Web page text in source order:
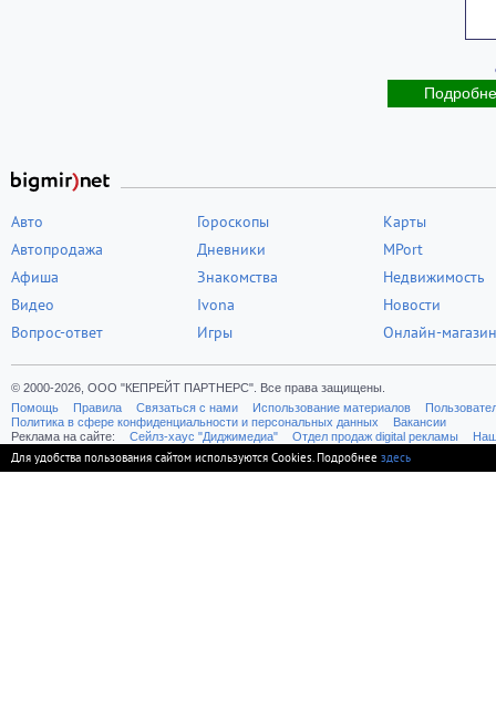
Авто
Автопродажа
Афиша
Видео
Вопрос-ответ
Гороскопы
Дневники
Знакомства
Ivona
Игры
Карты
MPort
Недвижимость
Новости
Онлайн-магазин
© 2000-2026, ООО "КЕПРЕЙТ ПАРТНЕРС". Все права защищены.
Помощь
Правила Связаться с нами Использование материалов
Политика в сфере конфиденциальности и персональных данных
Вакансии
Реклама на сайте:
Cейлз-хаус "Диджимедиа" Отдел продаж digital рекламы
Для удобства пользования сайтом используются Cookies. Подробнее здесь